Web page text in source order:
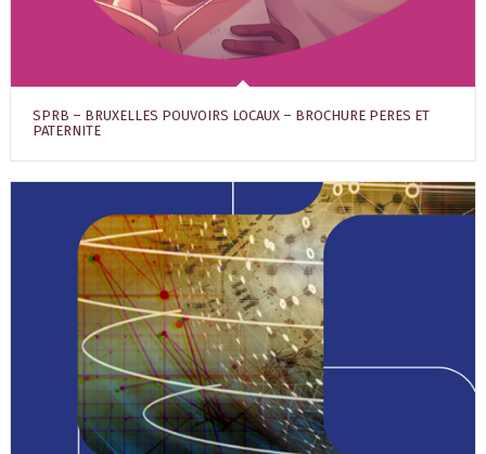
SPRB – BRUXELLES POUVOIRS LOCAUX – BROCHURE PERES ET
PATERNITE